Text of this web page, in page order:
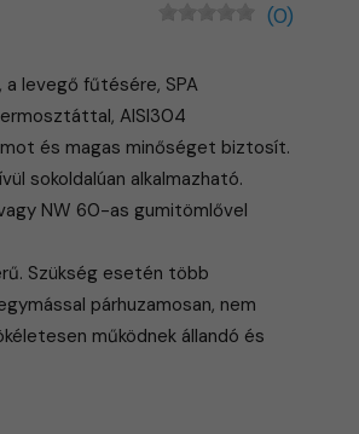
(0)
levegő fűtésére, SPA
AISI304
és magas minőséget biztosít.
sokoldalúan alkalmazható.
NW 60-as gumitömlővel
Szükség esetén több
párhuzamosan, nem
működnek állandó és